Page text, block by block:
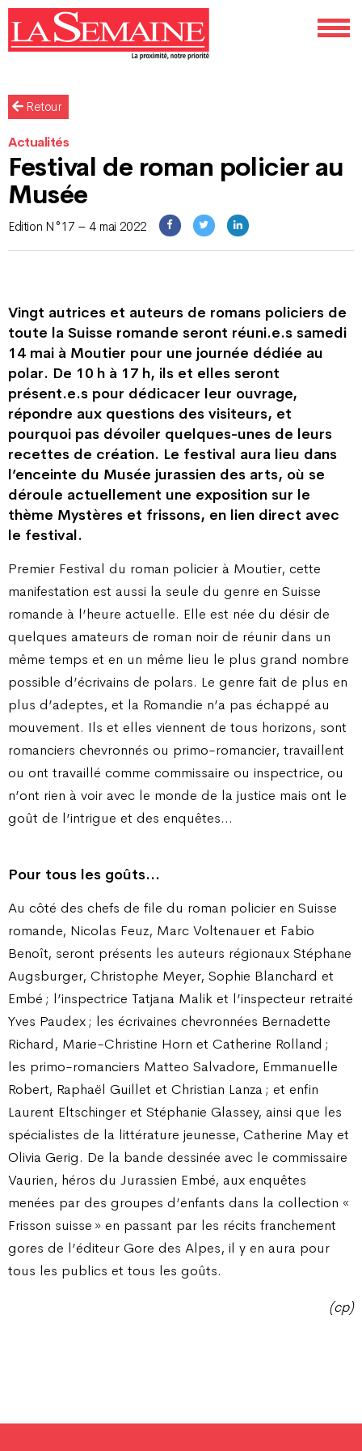
Retour
Actualités
Festival de roman policier au
Musée
Edition N°17 – 4 mai 2022
Vingt autrices et auteurs de romans policiers de
toute la Suisse romande seront réuni.e.s samedi
14 mai à Moutier pour une journée dédiée au
polar. De 10 h à 17 h, ils et elles seront
présent.e.s pour dédicacer leur ouvrage,
répondre aux questions des visiteurs, et
pourquoi pas dévoiler quelques-unes de leurs
recettes de création. Le festival aura lieu dans
l’enceinte du Musée jurassien des arts, où se
déroule actuellement une exposition sur le
thème Mystères et frissons, en lien direct avec
le festival.
Premier Festival du roman policier à Moutier, cette
manifestation est aussi la seule du genre en Suisse
romande à l’heure actuelle. Elle est née du désir de
quelques amateurs de roman noir de réunir dans un
même temps et en un même lieu le plus grand nombre
possible d’écrivains de polars. Le genre fait de plus en
plus d’adeptes, et la Romandie n’a pas échappé au
mouvement. Ils et elles viennent de tous horizons, sont
romanciers chevronnés ou primo-romancier, travaillent
ou ont travaillé comme commissaire ou inspectrice, ou
n’ont rien à voir avec le monde de la justice mais ont le
goût de l’intrigue et des enquêtes…
Pour tous les goûts…
Au côté des chefs de file du roman policier en Suisse
romande, Nicolas Feuz, Marc Voltenauer et Fabio
Benoît, seront présents les auteurs régionaux Stéphane
Augsburger, Christophe Meyer, Sophie Blanchard et
Embé ; l’inspectrice Tatjana Malik et l’inspecteur retraité
Yves Paudex ; les écrivaines chevronnées Bernadette
Richard, Marie-Christine Horn et Catherine Rolland ;
les primo-romanciers Matteo Salvadore, Emmanuelle
Robert, Raphaël Guillet et Christian Lanza ; et enfin
Laurent Eltschinger et Stéphanie Glassey, ainsi que les
spécialistes de la littérature jeunesse, Catherine May et
Olivia Gerig. De la bande dessinée avec le commissaire
Vaurien, héros du Jurassien Embé, aux enquêtes
menées par des groupes d’enfants dans la collection «
Frisson suisse » en passant par les récits franchement
gores de l’éditeur Gore des Alpes, il y en aura pour
tous les publics et tous les goûts.
(cp)